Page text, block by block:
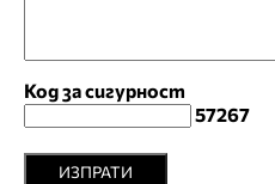
Код за сигурност
57267
ИЗПРАТИ